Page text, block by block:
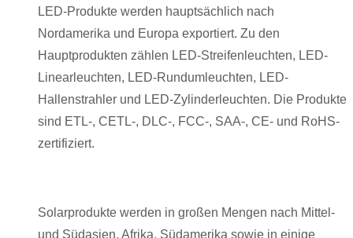
LED-Produkte werden hauptsächlich nach
Nordamerika und Europa exportiert. Zu den
Hauptprodukten zählen LED-Streifenleuchten, LED-
Linearleuchten, LED-Rundumleuchten, LED-
Hallenstrahler und LED-Zylinderleuchten. Die Produkte
sind ETL-, CETL-, DLC-, FCC-, SAA-, CE- und RoHS-
zertifiziert.
Solarprodukte werden in großen Mengen nach Mittel-
und Südasien, Afrika, Südamerika sowie in einige